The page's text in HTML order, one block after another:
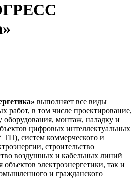
выполняет все виды
работ, в том числе проектирование,
оборудования, монтаж, наладку и
цифровых интеллектуальных
систем коммерческого и
строительство
воздушных и кабельных линий
объектов электроэнергетики, так и
и гражданского